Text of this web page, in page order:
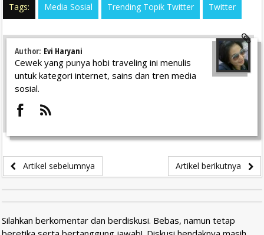
Tags: Media Sosial Trending Topik Twitter Twitter
Author: Evi Haryani
Cewek yang punya hobi traveling ini menulis
untuk kategori internet, sains dan tren media
sosial.
Artikel sebelumnya Artikel berikutnya
Silahkan berkomentar dan berdiskusi. Bebas, namun tetap